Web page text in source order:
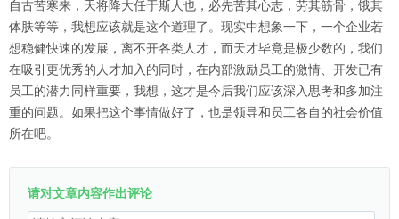
自古苦寒来，天将降大任于斯人也，必先苦其心志，劳其筋骨，饿其
体肤等等，我想应该就是这个道理了。现实中想象一下，一个企业若
想稳健快速的发展，离不开各类人才，而天才毕竟是极少数的，我们
在吸引更优秀的人才加入的同时，在内部激励员工的激情、开发已有
员工的潜力同样重要，我想，这才是今后我们应该深入思考和多加注
重的问题。如果把这个事情做好了，也是领导和员工各自的社会价值
所在吧。
请对文章内容作出评论